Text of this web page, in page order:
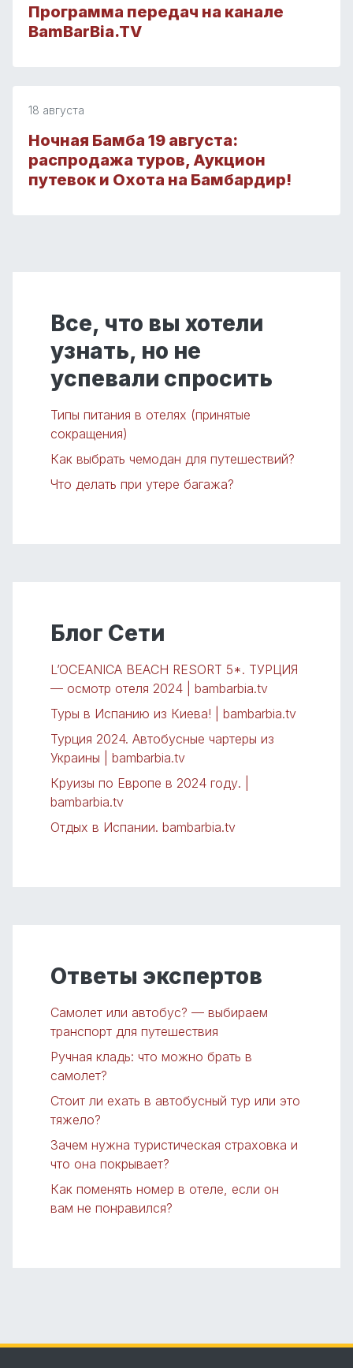
Программа передач на канале
BamBarBia.TV
18 августа
Ночная Бамба 19 августа:
распродажа туров, Аукцион
путевок и Охота на Бамбардир!
Все, что вы хотели
узнать, но не
успевали спросить
Типы питания в отелях (принятые
сокращения)
Как выбрать чемодан для путешествий?
Что делать при утере багажа?
Блог Сети
L’OCEANICA BEACH RESORT 5*. ТУРЦИЯ
— осмотр отеля 2024 | bambarbia.tv
Туры в Испанию из Киева! | bambarbia.tv
Турция 2024. Автобусные чартеры из
Украины | bambarbia.tv
Круизы по Европе в 2024 году. |
bambarbia.tv
Отдых в Испании. bambarbia.tv
Ответы экспертов
Самолет или автобус? — выбираем
транспорт для путешествия
Ручная кладь: что можно брать в
самолет?
Стоит ли ехать в автобусный тур или это
тяжело?
Зачем нужна туристическая страховка и
что она покрывает?
Как поменять номер в отеле, если он
вам не понравился?